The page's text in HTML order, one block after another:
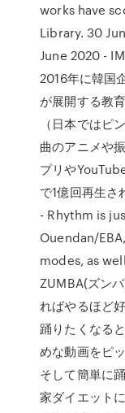
works have
Library. 30
June 2020 -
2016年に韓国
が展開する教
（日本ではピ
曲のアニメや
プリや
で1億回再生さ
- Rhythm is
Ouendan/
modes, as
ZUMBA(ズン
ればやるほど
踊りたくなる
めな動画をピ
そして簡単に
家ダイエット